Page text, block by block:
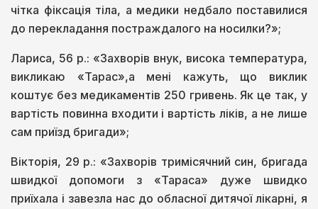
чітка фіксація тіла, а медики недбало поставилися
до перекладання постраждалого на носилки?»;
Лариса, 56 р.: «Захворів внук, висока температура,
викликаю «Тарас»,а мені кажуть, що виклик
коштує без медикаментів 250 гривень. Як це так, у
вартість повинна входити і вартість ліків, а не лише
сам приїзд бригади»;
Вікторія, 29 р.: «Захворів тримісячний син, бригада
швидкої допомоги з «Тараса» дуже швидко
приїхала і завезла нас до обласної дитячої лікарні, я